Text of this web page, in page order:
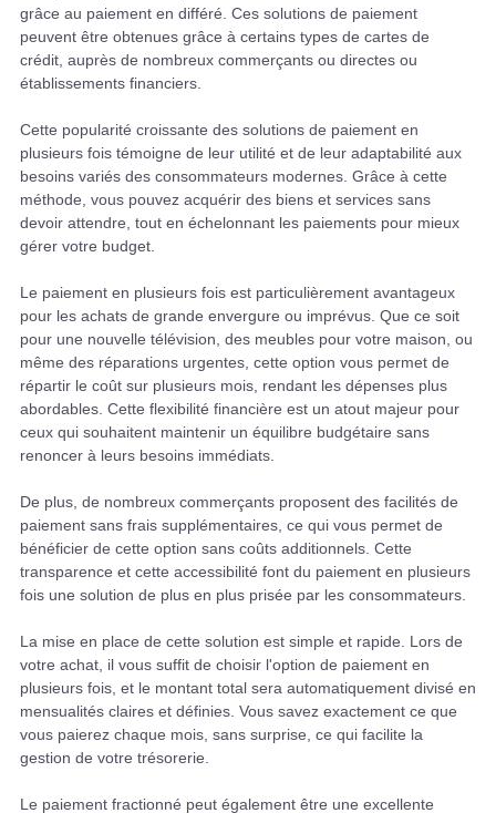
grâce au paiement en différé. Ces solutions de paiement
peuvent être obtenues grâce à certains types de cartes de
crédit, auprès de nombreux commerçants ou directes ou
établissements financiers.
Cette popularité croissante des solutions de paiement en
plusieurs fois témoigne de leur utilité et de leur adaptabilité aux
besoins variés des consommateurs modernes. Grâce à cette
méthode, vous pouvez acquérir des biens et services sans
devoir attendre, tout en échelonnant les paiements pour mieux
gérer votre budget.
Le paiement en plusieurs fois est particulièrement avantageux
pour les achats de grande envergure ou imprévus. Que ce soit
pour une nouvelle télévision, des meubles pour votre maison, ou
même des réparations urgentes, cette option vous permet de
répartir le coût sur plusieurs mois, rendant les dépenses plus
abordables. Cette flexibilité financière est un atout majeur pour
ceux qui souhaitent maintenir un équilibre budgétaire sans
renoncer à leurs besoins immédiats.
De plus, de nombreux commerçants proposent des facilités de
paiement sans frais supplémentaires, ce qui vous permet de
bénéficier de cette option sans coûts additionnels. Cette
transparence et cette accessibilité font du paiement en plusieurs
fois une solution de plus en plus prisée par les consommateurs.
La mise en place de cette solution est simple et rapide. Lors de
votre achat, il vous suffit de choisir l'option de paiement en
plusieurs fois, et le montant total sera automatiquement divisé en
mensualités claires et définies. Vous savez exactement ce que
vous paierez chaque mois, sans surprise, ce qui facilite la
gestion de votre trésorerie.
Le paiement fractionné peut également être une excellente